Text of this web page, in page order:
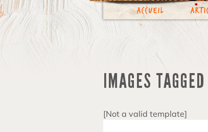
Accueil
IMAGES
[Not a valid template]